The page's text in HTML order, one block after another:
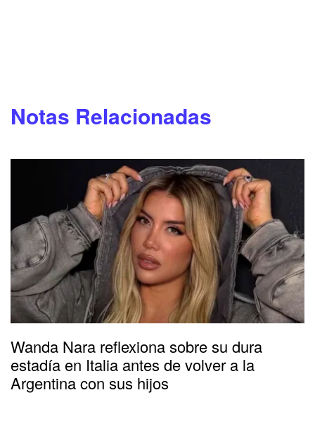
Notas Relacionadas
Wanda Nara reflexiona sobre su dura
estadía en Italia antes de volver a la
Argentina con sus hijos